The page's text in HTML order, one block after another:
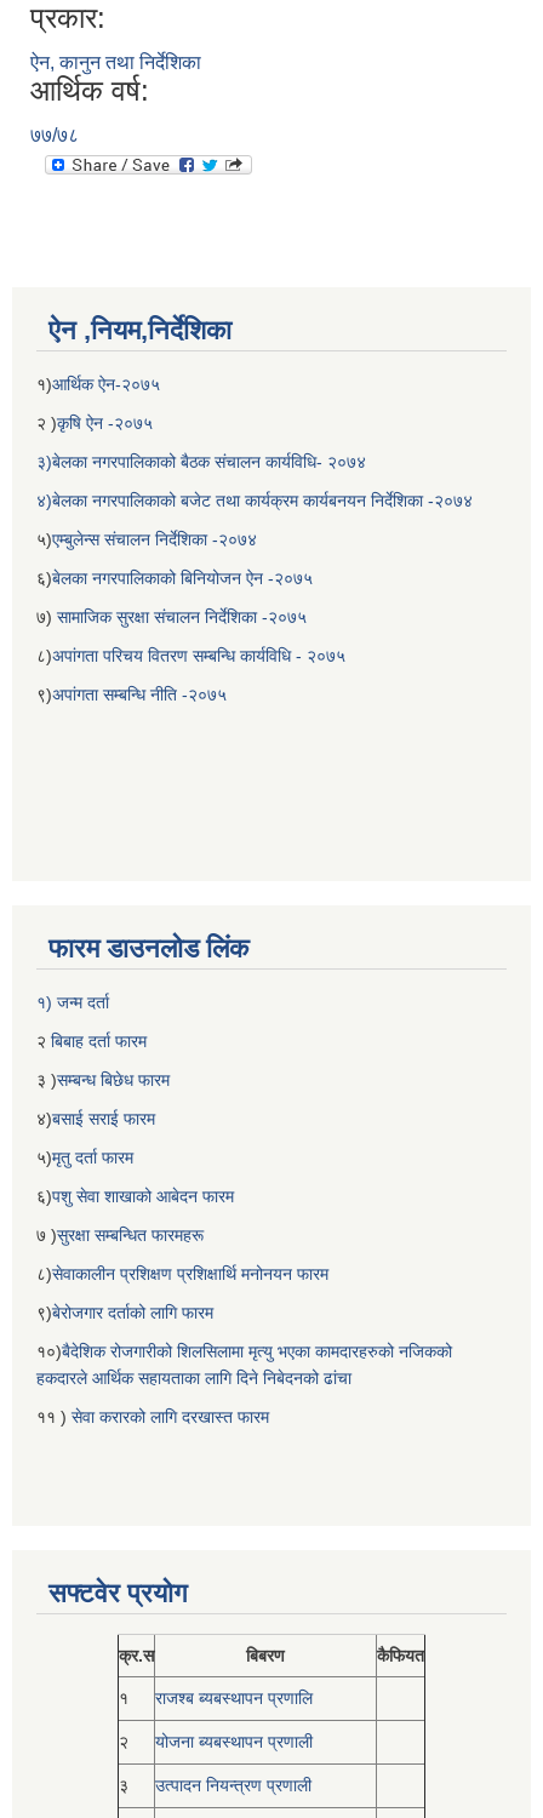
प्रकार:
ऐन, कानुन तथा निर्देशिका
आर्थिक वर्ष:
७७/७८
ऐन ,नियम,निर्देशिका
१)आर्थिक ऐन-२०७५
२ )कृषि ऐन -२०७५
३)बेलका नगरपालिकाको बैठक संचालन कार्यविधि- २०७४
४)बेलका नगरपालिकाको बजेट तथा कार्यक्रम कार्यबनयन निर्देशिका -२०७४
५)एम्बुलेन्स संचालन निर्देशिका -२०७४
६)बेलका नगरपालिकाको बिनियोजन ऐन -२०७५
७) सामाजिक सुरक्षा संचालन निर्देशिका -२०७५
८)अपांगता परिचय वितरण सम्बन्धि कार्यविधि - २०७५
९)अपांगता सम्बन्धि नीति -२०७५
फारम डाउनलोड लिंक
१) जन्म दर्ता
२ बिबाह दर्ता फारम
३ )सम्बन्ध बिछेध फारम
४)बसाई सराई फारम
५)मृतु दर्ता फारम
६)पशु सेवा शाखाको आबेदन फारम
७ )सुरक्षा सम्बन्धित फारमहरू
८)सेवाकालीन प्रशिक्षण प्रशिक्षार्थि मनोनयन फारम
९)बेरोजगार दर्ताको लागि फारम
१०)बैदेशिक रोजगारीको शिलसिलामा मृत्यु भएका कामदारहरुको नजिकको
हकदारले आर्थिक सहायताका लागि दिने निबेदनको ढांचा
११ ) सेवा करारको लागि दरखास्त फारम
सफ्टवेर प्रयोग
क्र.स बिबरण कैफियत
१ राजश्ब ब्यबस्थापन प्रणालि
२ योजना ब्यबस्थापन प्रणाली
३ उत्पादन नियन्त्रण प्रणाली